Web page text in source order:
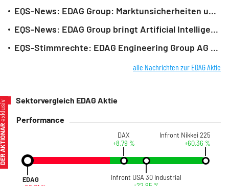
EQS-News: EDAG Group: Marktunsicherheiten und verzögerte Auftragsvergabe prägten Geschäftsjahr 2025 - beschleunigte Umsetzung strategischer Maßnahmen für nachhaltiges Wachstum sowie Wettbewerbsfähigkeit (deutsch)
EQS-News: EDAG Group bringt Artificial Intelligence (AI) und Industrial Metaverse in die Industrie (deutsch)
EQS-Stimmrechte: EDAG Engineering Group AG (deutsch)
alle Nachrichten zur EDAG Aktie
Sektorvergleich EDAG Aktie
Performance
EDAG
DAX
+8,79 %
Infront USA 30 Industrial
Infront Nikkei 225
+60,36 %